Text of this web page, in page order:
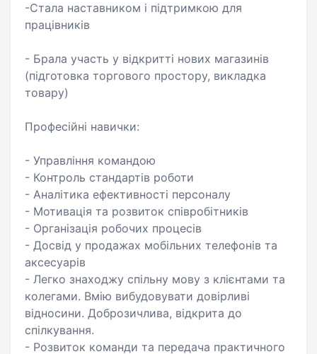
-Стала наставником і підтримкою для
працівників
- Брала участь у відкритті нових магазинів
(підготовка торгового простору, викладка
товару)
Професійні навички:
- Управління командою
- Контроль стандартів роботи
- Аналітика ефективності персоналу
- Мотивація та розвиток співробітників
- Організація робочих процесів
- Досвід у продажах мобільних телефонів та
аксесуарів
- Легко знаходжу спільну мову з клієнтами та
колегами. Вмію вибудовувати довірливі
відносини. Доброзичлива, відкрита до
спілкування.
- Розвиток команди та передача практичного